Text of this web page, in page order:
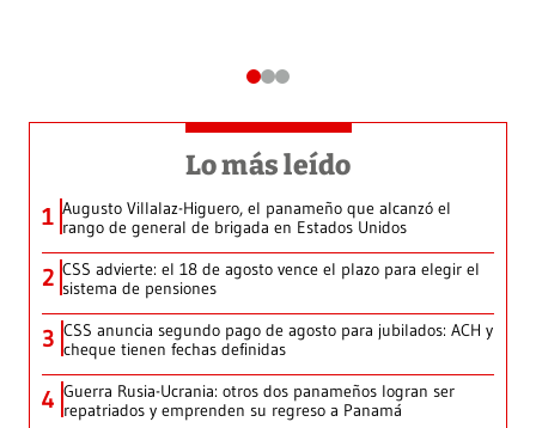
Lo más leído
1 Augusto Villalaz-Higuero, el panameño que alcanzó el
rango de general de brigada en Estados Unidos
2 CSS advierte: el 18 de agosto vence el plazo para elegir el
sistema de pensiones
3 CSS anuncia segundo pago de agosto para jubilados: ACH y
cheque tienen fechas definidas
4 Guerra Rusia-Ucrania: otros dos panameños logran ser
repatriados y emprenden su regreso a Panamá